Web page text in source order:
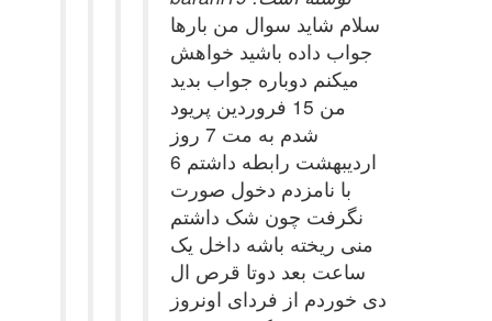
سلام شاید سوال من بارها
جواب داده باشید خواهش
میکنم دوباره جواب بدید
من 15 فروردین پریود
شدم به مت 7 روز
6 اردیبهشت رابطه داشتم
با نامزدم دخول صورت
نگرفت چون شک داشتم
منی ریخته باشه داخل یک
ساعت بعد دوتا قرص ال
دی خوردم از فردای اونروز